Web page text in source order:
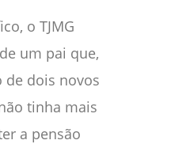
o TJMG
um pai que,
de dois novos
tinha mais
a pensão